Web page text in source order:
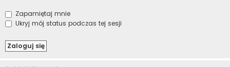
Zapamiętaj mnie
Ukryj mój status podczas tej sesji